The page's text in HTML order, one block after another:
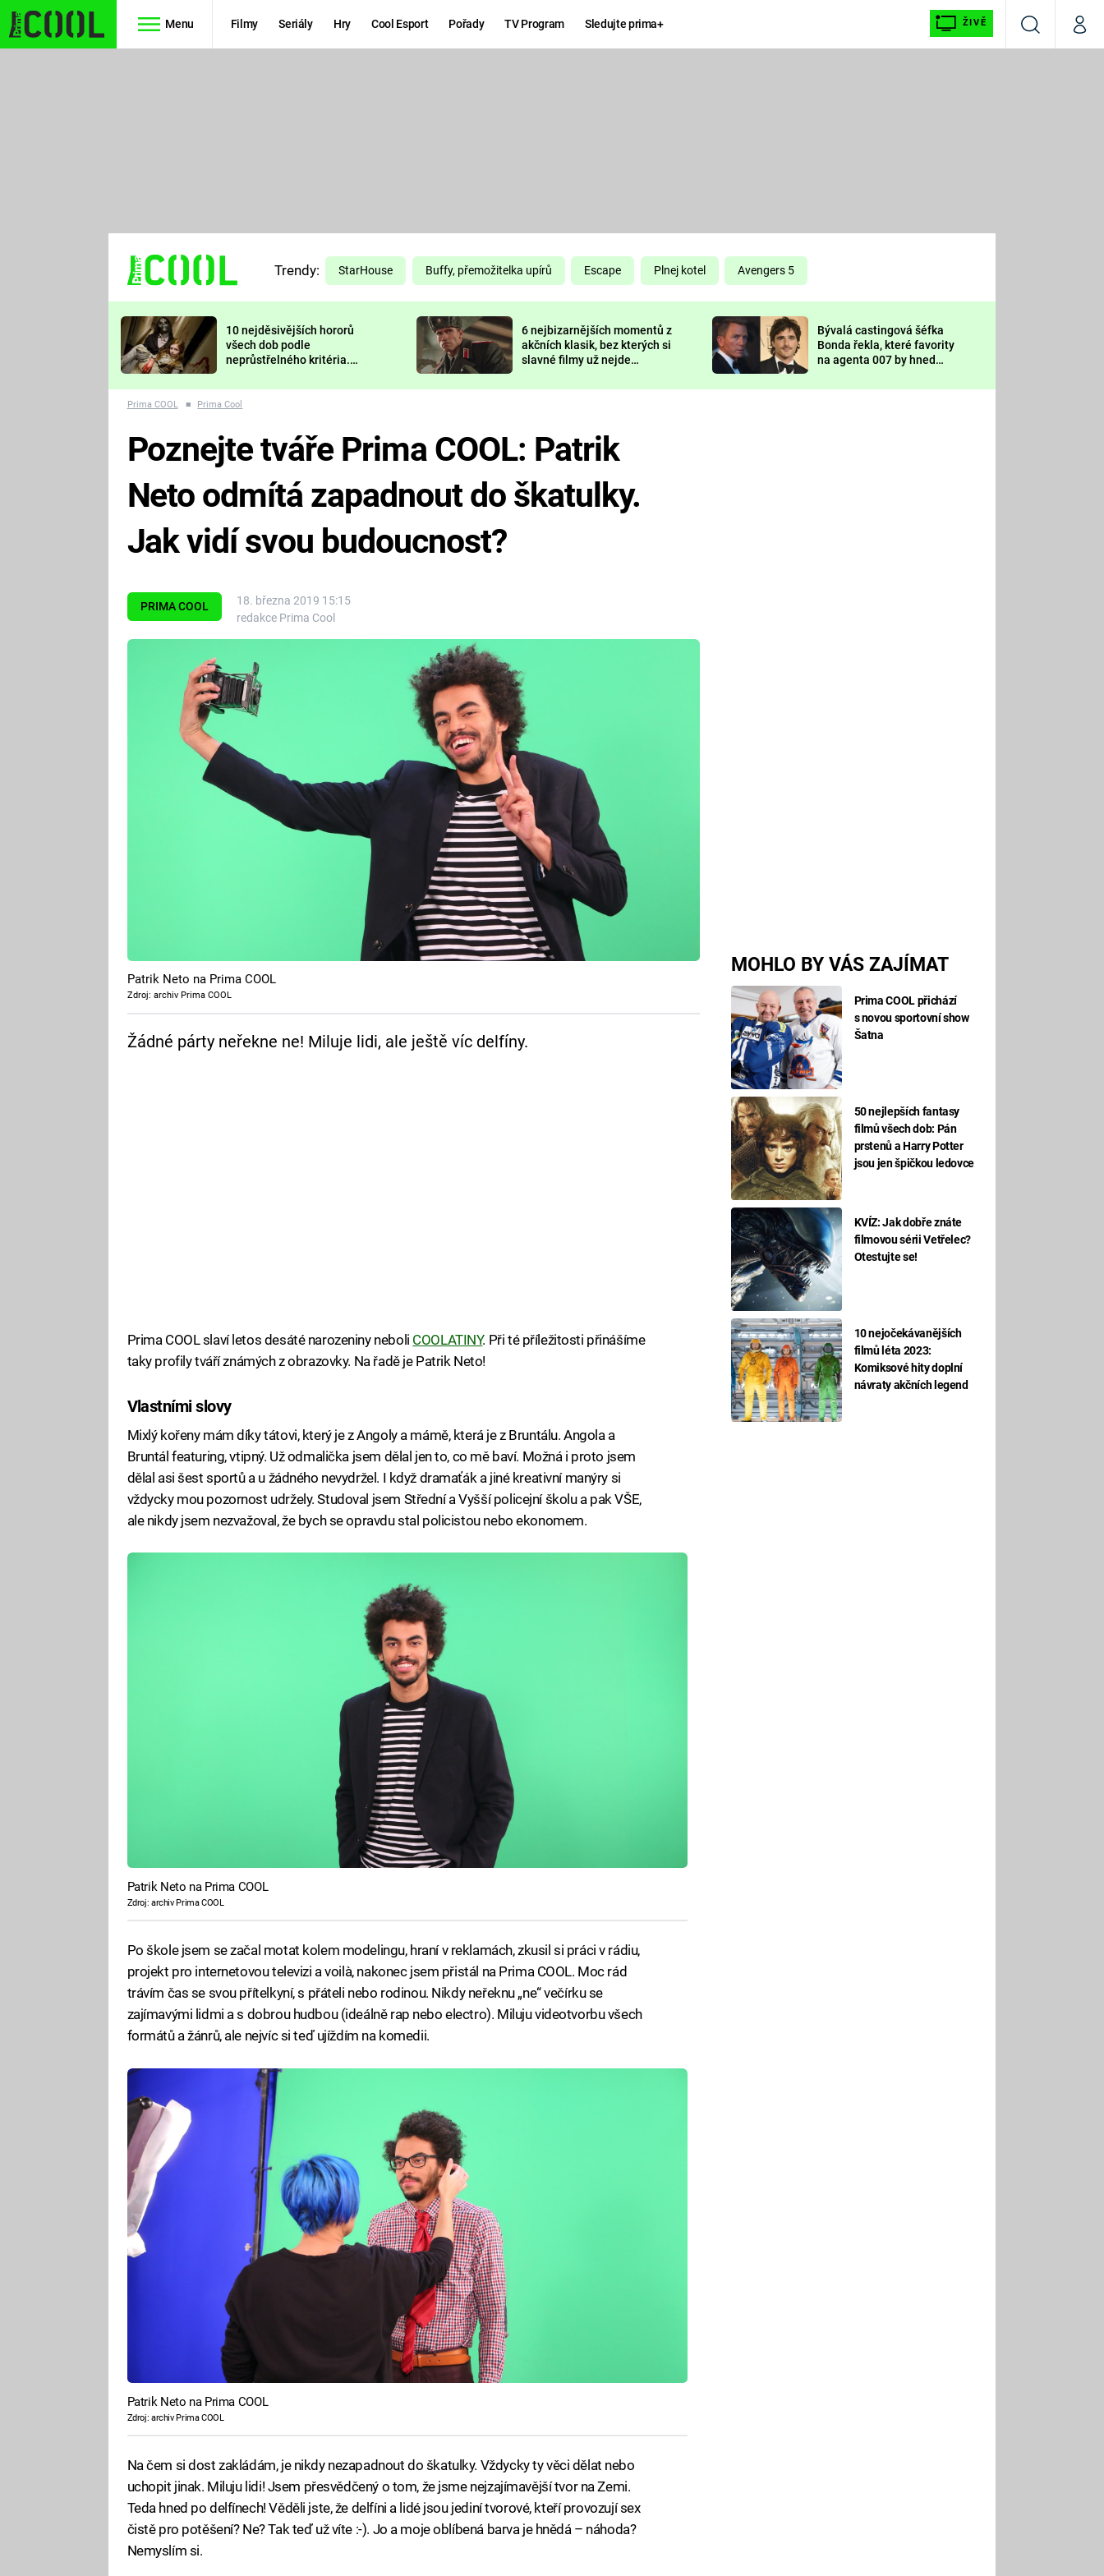
Menu Filmy Seriály Hry Cool Esport Pořady TV Program Sledujte prima+ ŽIVĚ
VyhledáváníMůj
TŘESKU
FUTURAMA
PREDÁTOR
DELIVERANCE
KOMEDIE
CHUCK
NORRIS
DEADPOOL
Prima LAJK
Sledujte nás
Trendy: StarHouse Buffy, přemožitelka upírů Escape Plnej kotel Avengers 5
10 nejděsivějších hororů
všech dob podle
neprůstřelného kritéria.
nejvíc zvednou tep?
6 nejbizarnějších momentů z
akčních klasik, bez kterých si
slavné filmy už nejde
Bývalá castingová šéfka
Bonda řekla, které favority
na agenta 007 by hned
Prima COOL ■ Prima Cool
PRIMA COOL
18. března 2019 15:15
redakce Prima Cool
MOHLO BY VÁS ZAJÍMAT
Prima COOL přichází
s novou sportovní show
Šatna
50 nejlepších fantasy
filmů všech dob: Pán
prstenů a Harry Potter
jsou jen špičkou ledovce
KVÍZ: Jak dobře znáte
filmovou sérii Vetřelec?
Otestujte se!
10 nejočekávanějších
filmů léta 2023:
Komiksové hity doplní
návraty akčních legend
Poznejte tváře Prima COOL: Patrik
Neto odmítá zapadnout do škatulky.
Jak vidí svou budoucnost?
Patrik Neto na Prima COOL
Zdroj: archiv Prima COOL
Žádné párty neřekne ne! Miluje lidi, ale ještě víc delfíny.
Prima COOL slaví letos desáté narozeniny neboli COOLATINY. Při té příležitosti přinášíme
taky profily tváří známých z obrazovky. Na řadě je Patrik Neto!
Vlastními slovy
Mixlý kořeny mám díky tátovi, který je z Angoly a mámě, která je z Bruntálu. Angola a
Bruntál featuring, vtipný. Už odmalička jsem dělal jen to, co mě baví. Možná i proto jsem
dělal asi šest sportů a u žádného nevydržel. I když dramaťák a jiné kreativní manýry si
vždycky mou pozornost udržely. Studoval jsem Střední a Vyšší policejní školu a pak VŠE,
ale nikdy jsem nezvažoval, že bych se opravdu stal policistou nebo ekonomem.
Patrik Neto na Prima COOL
Zdroj: archiv Prima COOL
Po škole jsem se začal motat kolem modelingu, hraní v reklamách, zkusil si práci v rádiu,
projekt pro internetovou televizi a voilà, nakonec jsem přistál na Prima COOL. Moc rád
trávím čas se svou přítelkyní, s přáteli nebo rodinou. Nikdy neřeknu „ne“ večírku se
zajímavými lidmi a s dobrou hudbou (ideálně rap nebo electro). Miluju videotvorbu všech
formátů a žánrů, ale nejvíc si teď ujíždím na komedii.
Patrik Neto na Prima COOL
Zdroj: archiv Prima COOL
Na čem si dost zakládám, je nikdy nezapadnout do škatulky. Vždycky ty věci dělat nebo
uchopit jinak. Miluju lidi! Jsem přesvědčený o tom, že jsme nejzajímavější tvor na Zemi.
Teda hned po delfínech! Věděli jste, že delfíni a lidé jsou jediní tvorové, kteří provozují sex
čistě pro potěšení? Ne? Tak teď už víte :-). Jo a moje oblíbená barva je hnědá – náhoda?
Nemyslím si.